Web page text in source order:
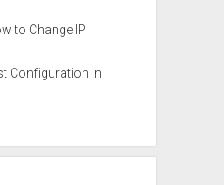
to Change IP
Configuration in